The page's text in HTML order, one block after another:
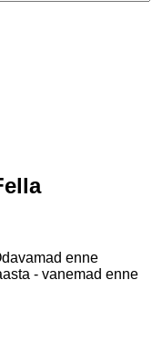
enne
- vanemad enne